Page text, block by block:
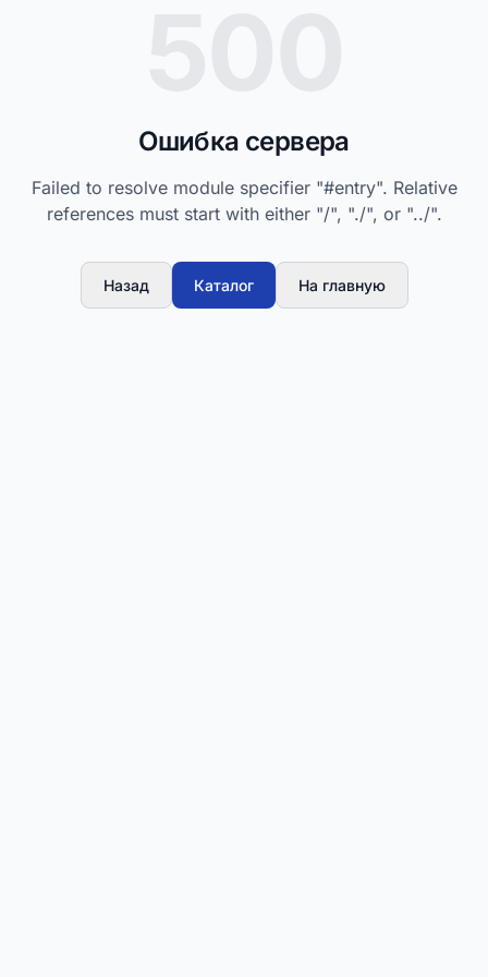
Ошибка сервера
Failed to resolve module specifier "#entry". Relative
references must start with either "/", "./", or "../".
Назад Каталог На главную